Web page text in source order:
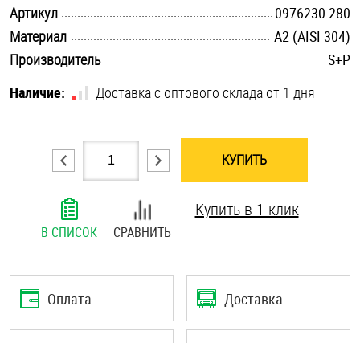
Такелаж
Хомуты
Шайбы
Шпильки
Шплинты
Штифты и пальцы
Артикул
0976230 280
Материал
А2 (AISI 304)
Производитель
S+P
Наличие:
Доставка с оптового склада от 1 дня
КУПИТЬ
В СПИСОК СРАВНИТЬ
Купить в 1 клик
Оплата Доставка